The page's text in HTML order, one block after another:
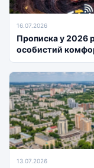
16.07.2026
Прописка у 2026
особистий
13.07.2026